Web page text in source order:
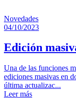
Novedades
04/10/2023
Edición
Una de las funciones
ediciones masivas en
última actualizac...
Leer más